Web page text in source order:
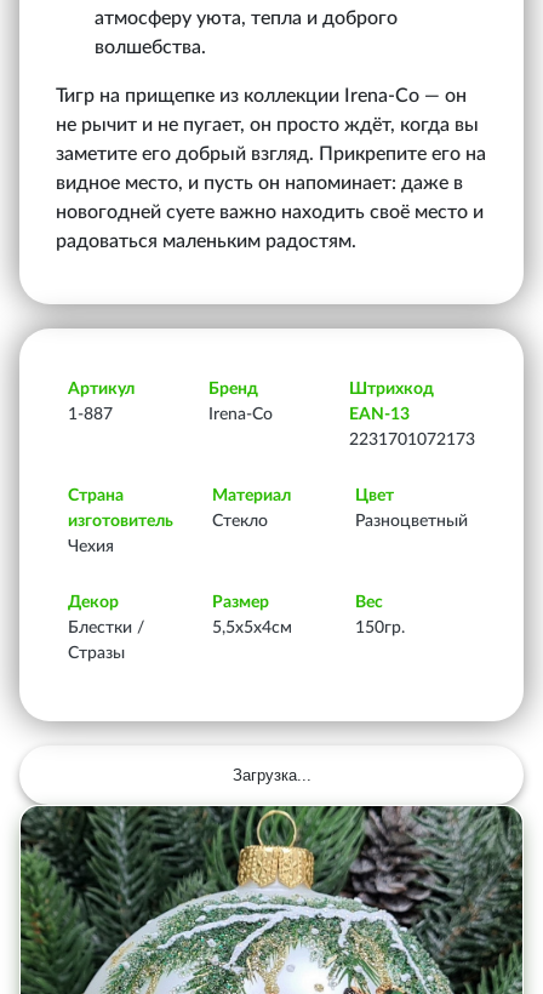
атмосферу уюта, тепла и доброго
волшебства.
Тигр на прищепке из коллекции Irena‑Co — он
не рычит и не пугает, он просто ждёт, когда вы
заметите его добрый взгляд. Прикрепите его на
видное место, и пусть он напоминает: даже в
новогодней суете важно находить своё место и
радоваться маленьким радостям.
Артикул
1-887
Бренд
Irena-Co
Штрихкод
EAN-13
2231701072173
Страна
изготовитель
Чехия
Материал
Стекло
Цвет
Разноцветный
Декор
Блестки /
Стразы
Размер
5,5х5х4см
Вес
150гр.
Загрузка...